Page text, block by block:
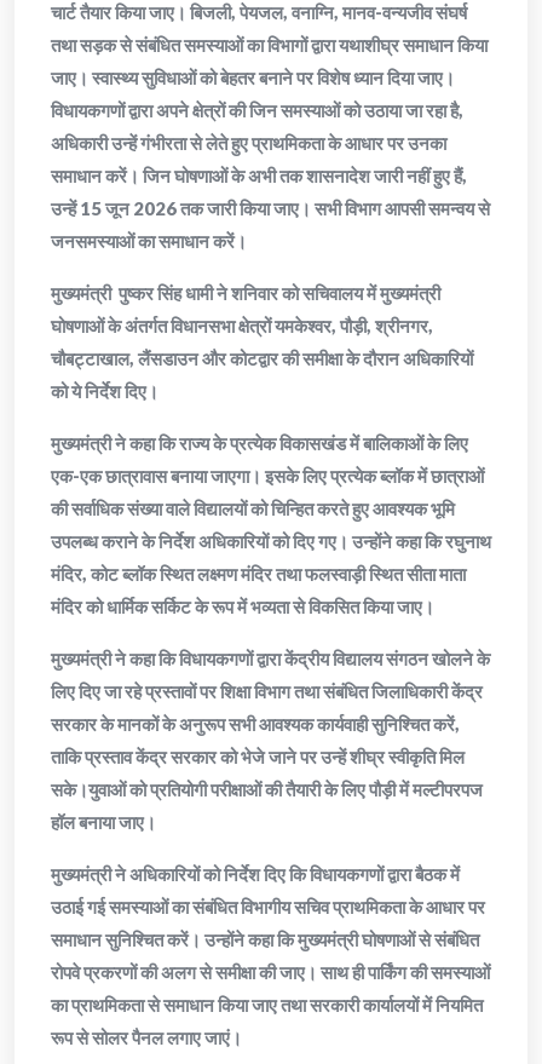
चार्ट तैयार किया जाए। बिजली, पेयजल, वनाग्नि, मानव-वन्यजीव संघर्ष
तथा सड़क से संबंधित समस्याओं का विभागों द्वारा यथाशीघ्र समाधान किया
जाए। स्वास्थ्य सुविधाओं को बेहतर बनाने पर विशेष ध्यान दिया जाए।
विधायकगणों द्वारा अपने क्षेत्रों की जिन समस्याओं को उठाया जा रहा है,
अधिकारी उन्हें गंभीरता से लेते हुए प्राथमिकता के आधार पर उनका
समाधान करें। जिन घोषणाओं के अभी तक शासनादेश जारी नहीं हुए हैं,
उन्हें 15 जून 2026 तक जारी किया जाए। सभी विभाग आपसी समन्वय से
जनसमस्याओं का समाधान करें।
मुख्यमंत्री पुष्कर सिंह धामी ने शनिवार को सचिवालय में मुख्यमंत्री
घोषणाओं के अंतर्गत विधानसभा क्षेत्रों यमकेश्वर, पौड़ी, श्रीनगर,
चौबट्टाखाल, लैंसडाउन और कोटद्वार की समीक्षा के दौरान अधिकारियों
को ये निर्देश दिए।
मुख्यमंत्री ने कहा कि राज्य के प्रत्येक विकासखंड में बालिकाओं के लिए
एक-एक छात्रावास बनाया जाएगा। इसके लिए प्रत्येक ब्लॉक में छात्राओं
की सर्वाधिक संख्या वाले विद्यालयों को चिन्हित करते हुए आवश्यक भूमि
उपलब्ध कराने के निर्देश अधिकारियों को दिए गए। उन्होंने कहा कि रघुनाथ
मंदिर, कोट ब्लॉक स्थित लक्ष्मण मंदिर तथा फलस्वाड़ी स्थित सीता माता
मंदिर को धार्मिक सर्किट के रूप में भव्यता से विकसित किया जाए।
मुख्यमंत्री ने कहा कि विधायकगणों द्वारा केंद्रीय विद्यालय संगठन खोलने के
लिए दिए जा रहे प्रस्तावों पर शिक्षा विभाग तथा संबंधित जिलाधिकारी केंद्र
सरकार के मानकों के अनुरूप सभी आवश्यक कार्यवाही सुनिश्चित करें,
ताकि प्रस्ताव केंद्र सरकार को भेजे जाने पर उन्हें शीघ्र स्वीकृति मिल
सके।युवाओं को प्रतियोगी परीक्षाओं की तैयारी के लिए पौड़ी में मल्टीपरपज
हॉल बनाया जाए।
मुख्यमंत्री ने अधिकारियों को निर्देश दिए कि विधायकगणों द्वारा बैठक में
उठाई गई समस्याओं का संबंधित विभागीय सचिव प्राथमिकता के आधार पर
समाधान सुनिश्चित करें। उन्होंने कहा कि मुख्यमंत्री घोषणाओं से संबंधित
रोपवे प्रकरणों की अलग से समीक्षा की जाए। साथ ही पार्किंग की समस्याओं
का प्राथमिकता से समाधान किया जाए तथा सरकारी कार्यालयों में नियमित
रूप से सोलर पैनल लगाए जाएं।